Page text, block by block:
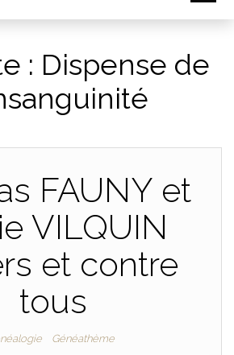
: Dispense de
FAUNY et
VILQUIN
et contre
tous
Généathème